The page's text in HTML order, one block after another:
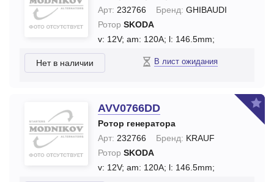
Арт: 232766 Бренд: GHIBAUDI
Ротор SKODA
v: 12V; am: 120A; l: 146.5mm;
Нет в наличии В лист ожидания
AVV0766DD
Ротор генератора
Арт: 232766 Бренд: KRAUF
Ротор SKODA
v: 12V; am: 120A; l: 146.5mm;